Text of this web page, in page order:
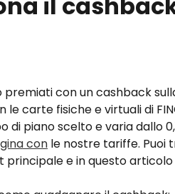
premiati con un cashback
carte fisiche e virtuali di
piano scelto e varia dallo
con le nostre tariffe. Puoi
principale e in questo